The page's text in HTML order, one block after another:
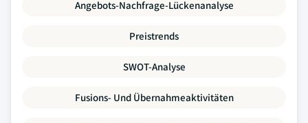
Angebots-Nachfrage-Lückenanalyse
Preistrends
SWOT-Analyse
Fusions- Und Übernahmeaktivitäten